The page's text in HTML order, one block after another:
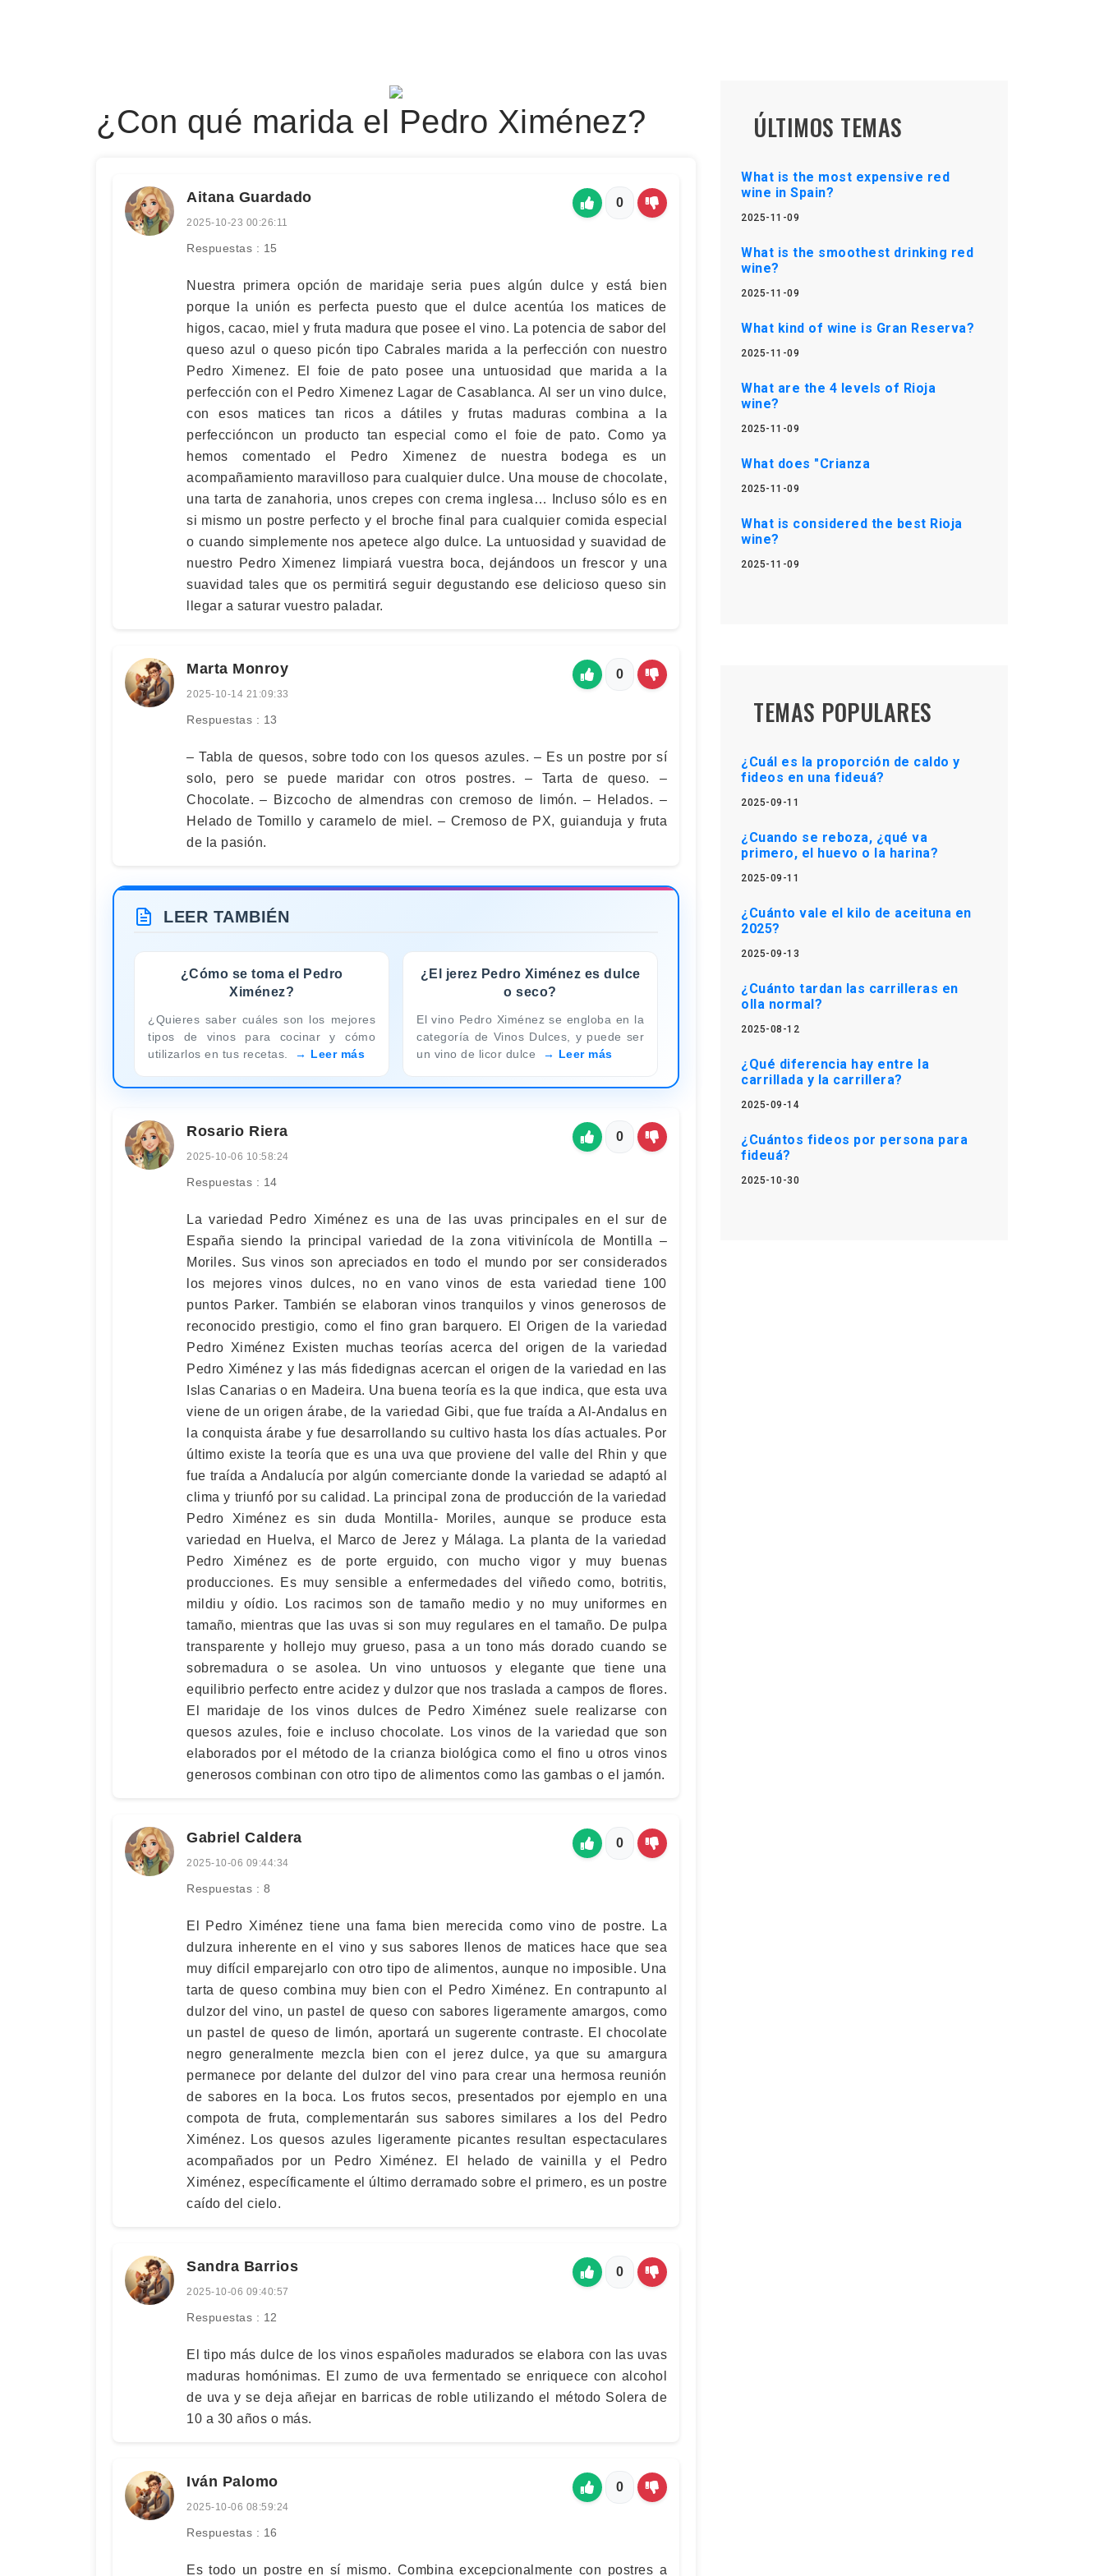
¿Con qué marida el Pedro Ximénez?
Aitana Guardado
2025-10-23 00:26:11
Respuestas : 15
0
Nuestra primera opción de maridaje seria pues algún dulce y está bien
porque la unión es perfecta puesto que el dulce acentúa los matices de
higos, cacao, miel y fruta madura que posee el vino. La potencia de sabor del
queso azul o queso picón tipo Cabrales marida a la perfección con nuestro
Pedro Ximenez. El foie de pato posee una untuosidad que marida a la
perfección con el Pedro Ximenez Lagar de Casablanca. Al ser un vino dulce,
con esos matices tan ricos a dátiles y frutas maduras combina a la
perfeccióncon un producto tan especial como el foie de pato. Como ya
hemos comentado el Pedro Ximenez de nuestra bodega es un
acompañamiento maravilloso para cualquier dulce. Una mouse de chocolate,
una tarta de zanahoria, unos crepes con crema inglesa… Incluso sólo es en
si mismo un postre perfecto y el broche final para cualquier comida especial
o cuando simplemente nos apetece algo dulce. La untuosidad y suavidad de
nuestro Pedro Ximenez limpiará vuestra boca, dejándoos un frescor y una
suavidad tales que os permitirá seguir degustando ese delicioso queso sin
llegar a saturar vuestro paladar.
Marta Monroy
2025-10-14 21:09:33
Respuestas : 13
0
– Tabla de quesos, sobre todo con los quesos azules. – Es un postre por sí
solo, pero se puede maridar con otros postres. – Tarta de queso. –
Chocolate. – Bizcocho de almendras con cremoso de limón. – Helados. –
Helado de Tomillo y caramelo de miel. – Cremoso de PX, guianduja y fruta
de la pasión.
LEER TAMBIÉN
¿Cómo se toma el Pedro
Ximénez?
¿Quieres saber cuáles son los mejores
tipos de vinos para cocinar y cómo
utilizarlos en tus recetas.
Leer más
¿El jerez Pedro Ximénez es dulce
o seco?
El vino Pedro Ximénez se engloba en la
categoría de Vinos Dulces, y puede ser
un vino de licor dulce
Leer más
Rosario Riera
2025-10-06 10:58:24
Respuestas : 14
0
La variedad Pedro Ximénez es una de las uvas principales en el sur de
España siendo la principal variedad de la zona vitivinícola de Montilla –
Moriles. Sus vinos son apreciados en todo el mundo por ser considerados
los mejores vinos dulces, no en vano vinos de esta variedad tiene 100
puntos Parker. También se elaboran vinos tranquilos y vinos generosos de
reconocido prestigio, como el fino gran barquero. El Origen de la variedad
Pedro Ximénez Existen muchas teorías acerca del origen de la variedad
Pedro Ximénez y las más fidedignas acercan el origen de la variedad en las
Islas Canarias o en Madeira. Una buena teoría es la que indica, que esta uva
viene de un origen árabe, de la variedad Gibi, que fue traída a Al-Andalus en
la conquista árabe y fue desarrollando su cultivo hasta los días actuales. Por
último existe la teoría que es una uva que proviene del valle del Rhin y que
fue traída a Andalucía por algún comerciante donde la variedad se adaptó al
clima y triunfó por su calidad. La principal zona de producción de la variedad
Pedro Ximénez es sin duda Montilla- Moriles, aunque se produce esta
variedad en Huelva, el Marco de Jerez y Málaga. La planta de la variedad
Pedro Ximénez es de porte erguido, con mucho vigor y muy buenas
producciones. Es muy sensible a enfermedades del viñedo como, botritis,
mildiu y oídio. Los racimos son de tamaño medio y no muy uniformes en
tamaño, mientras que las uvas si son muy regulares en el tamaño. De pulpa
transparente y hollejo muy grueso, pasa a un tono más dorado cuando se
sobremadura o se asolea. Un vino untuosos y elegante que tiene una
equilibrio perfecto entre acidez y dulzor que nos traslada a campos de flores.
El maridaje de los vinos dulces de Pedro Ximénez suele realizarse con
quesos azules, foie e incluso chocolate. Los vinos de la variedad que son
elaborados por el método de la crianza biológica como el fino u otros vinos
generosos combinan con otro tipo de alimentos como las gambas o el jamón.
Gabriel Caldera
2025-10-06 09:44:34
Respuestas : 8
0
El Pedro Ximénez tiene una fama bien merecida como vino de postre. La
dulzura inherente en el vino y sus sabores llenos de matices hace que sea
muy difícil emparejarlo con otro tipo de alimentos, aunque no imposible. Una
tarta de queso combina muy bien con el Pedro Ximénez. En contrapunto al
dulzor del vino, un pastel de queso con sabores ligeramente amargos, como
un pastel de queso de limón, aportará un sugerente contraste. El chocolate
negro generalmente mezcla bien con el jerez dulce, ya que su amargura
permanece por delante del dulzor del vino para crear una hermosa reunión
de sabores en la boca. Los frutos secos, presentados por ejemplo en una
compota de fruta, complementarán sus sabores similares a los del Pedro
Ximénez. Los quesos azules ligeramente picantes resultan espectaculares
acompañados por un Pedro Ximénez. El helado de vainilla y el Pedro
Ximénez, específicamente el último derramado sobre el primero, es un postre
caído del cielo.
Sandra Barrios
2025-10-06 09:40:57
Respuestas : 12
0
El tipo más dulce de los vinos españoles madurados se elabora con las uvas
maduras homónimas. El zumo de uva fermentado se enriquece con alcohol
de uva y se deja añejar en barricas de roble utilizando el método Solera de
10 a 30 años o más.
Iván Palomo
2025-10-06 08:59:24
Respuestas : 16
0
Es todo un postre en sí mismo. Combina excepcionalmente con postres a
ÚLTIMOS TEMAS
What is the most expensive red
wine in Spain?
2025-11-09
What is the smoothest drinking red
wine?
2025-11-09
What kind of wine is Gran Reserva?
2025-11-09
What are the 4 levels of Rioja
wine?
2025-11-09
What does "Crianza
2025-11-09
What is considered the best Rioja
wine?
2025-11-09
TEMAS POPULARES
¿Cuál es la proporción de caldo y
fideos en una fideuá?
2025-09-11
¿Cuando se reboza, ¿qué va
primero, el huevo o la harina?
2025-09-11
¿Cuánto vale el kilo de aceituna en
2025?
2025-09-13
¿Cuánto tardan las carrilleras en
olla normal?
2025-08-12
¿Qué diferencia hay entre la
carrillada y la carrillera?
2025-09-14
¿Cuántos fideos por persona para
fideuá?
2025-10-30